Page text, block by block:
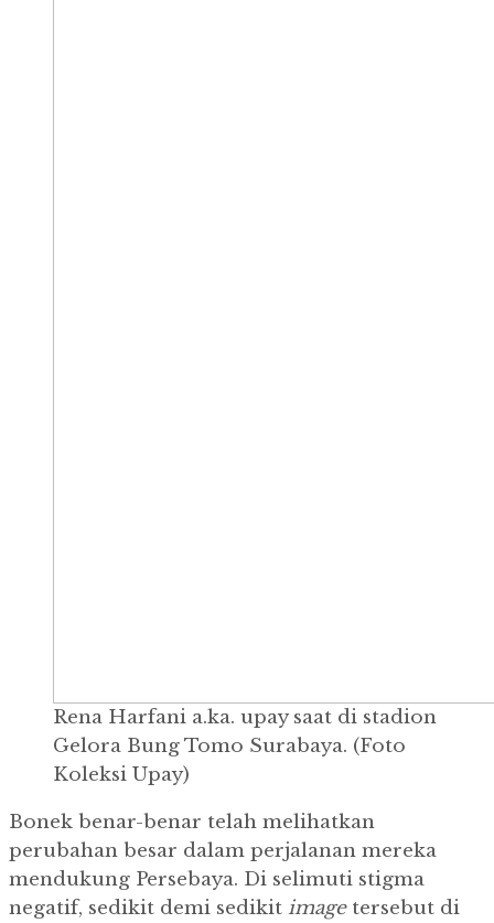
Rena Harfani a.ka. upay saat di stadion
Gelora Bung Tomo Surabaya. (Foto
Koleksi Upay)
Bonek benar-benar telah melihatkan
perubahan besar dalam perjalanan mereka
mendukung Persebaya. Di selimuti stigma
negatif, sedikit demi sedikit image tersebut di